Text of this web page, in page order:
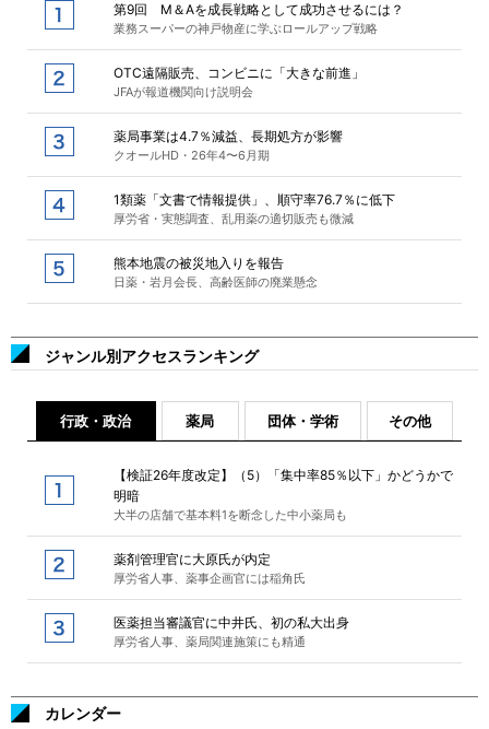
第9回 M＆Aを成長戦略として成功させるには？
業務スーパーの神戸物産に学ぶロールアップ戦略
OTC遠隔販売、コンビニに「大きな前進」
JFAが報道機関向け説明会
薬局事業は4.7％減益、長期処方が影響
クオールHD・26年4〜6月期
1類薬「文書で情報提供」、順守率76.7％に低下
厚労省・実態調査、乱用薬の適切販売も微減
熊本地震の被災地入りを報告
日薬・岩月会長、高齢医師の廃業懸念
ジャンル別アクセスランキング
行政・政治 薬局 団体・学術 その他
【検証26年度改定】（5）「集中率85％以下」かどうかで
明暗
大半の店舗で基本料1を断念した中小薬局も
薬剤管理官に大原氏が内定
厚労省人事、薬事企画官には稲角氏
医薬担当審議官に中井氏、初の私大出身
厚労省人事、薬局関連施策にも精通
カレンダー